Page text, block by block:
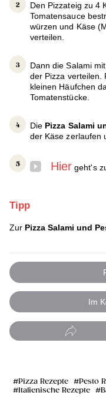
Den Pizzateig zu 4
Tomatensauce
würzen und Käse
verteilen.
Dann die Salami
der Pizza verteilen.
kleinen Häufchen
Tomatenstücke.
Die Pizza Salami
der Käse zerlaufen
Hier geht's
Tipp
Zur Pizza Salami und
Im
Pizza Rezepte Pesto
Italienische Rezepte